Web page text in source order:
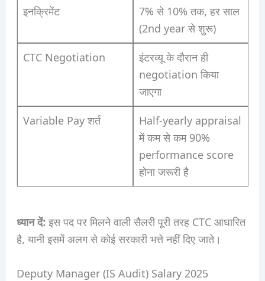
इनक्रिमेंट
7% से 10% तक, हर साल
(2nd year से शुरू)
CTC Negotiation
इंटरव्यू के दौरान ही
negotiation किया
जाएगा
Variable Pay शर्त
Half-yearly appraisal
में कम से कम 90%
performance score
होना जरूरी है
ध्यान दें:इस पद पर मिलने वाली सैलरी पूरी तरह CTC आधारित
है, यानी इसमें अलग से कोई सरकारी भत्ते नहीं दिए जाते।
Deputy Manager (IS Audit) Salary 2025